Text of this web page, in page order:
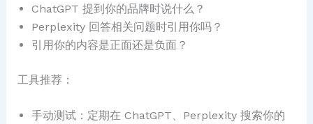
ChatGPT 提到你的品牌时说什么？
Perplexity 回答相关问题时引用你吗？
引用你的内容是正面还是负面？
工具推荐：
手动测试：定期在 ChatGPT、Perplexity 搜索你的